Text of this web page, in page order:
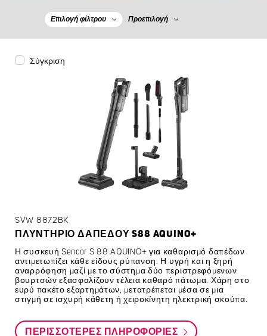
Επιλογή φίλτρου Προεπιλογή
Σύγκριση
SVW 8872BK
ΠΛΥΝΤΉΡΙΟ ΔΑΠΈΔΟΥ S88 AQUINO+
Η συσκευή Sencor S 88 AQUINO+ για καθαρισμό δαπέδων
αντιμετωπίζει κάθε είδους ρύπανση. Η υγρή και η ξηρή
αναρρόφηση μαζί με το σύστημα δύο περιστρεφόμενων
βουρτσών εξασφαλίζουν τέλεια καθαρό πάτωμα. Χάρη στο
ευρύ πακέτο εξαρτημάτων, μετατρέπεται μέσα σε μια
στιγμή σε ισχυρή κάθετη ή χειροκίνητη ηλεκτρική σκούπα.
ΠΕΡΙΣΣΌΤΕΡΕΣ ΠΛΗΡΟΦΟΡΊΕΣ